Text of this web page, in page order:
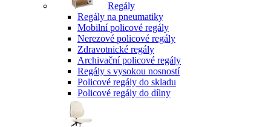
Regály
Regály na pneumatiky
Mobilní policové regály
Nerezové policové regály
Zdravotnické regály
Archivační policové regály
Regály s vysokou nosností
Policové regály do skladu
Policové regály do dílny